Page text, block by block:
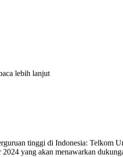
lebih lanjut
tinggi di Indonesia: Telkom
yang akan menawarkan